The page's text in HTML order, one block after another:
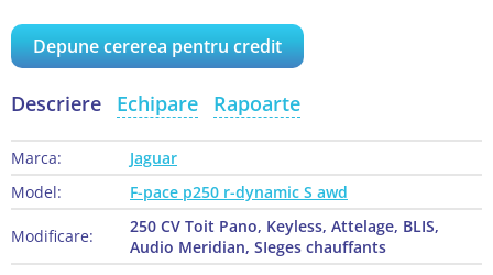
Depune cererea pentru credit
Descriere Echipare Rapoarte
Marca:
Jaguar
Model:
F-pace p250 r-dynamic S awd
Modificare:
250 CV Toit Pano, Keyless, Attelage, BLIS,
Audio Meridian, SIeges chauffants